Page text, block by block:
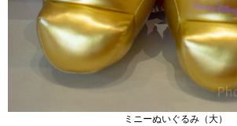
ミニーぬいぐるみ（大）